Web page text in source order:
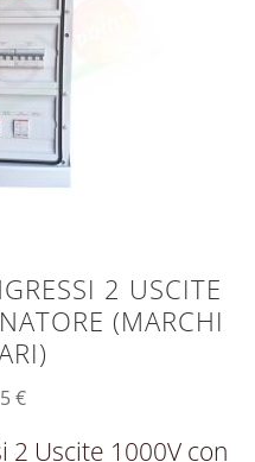
2 USCITE
(MARCHI
€
2 Uscite 1000V con